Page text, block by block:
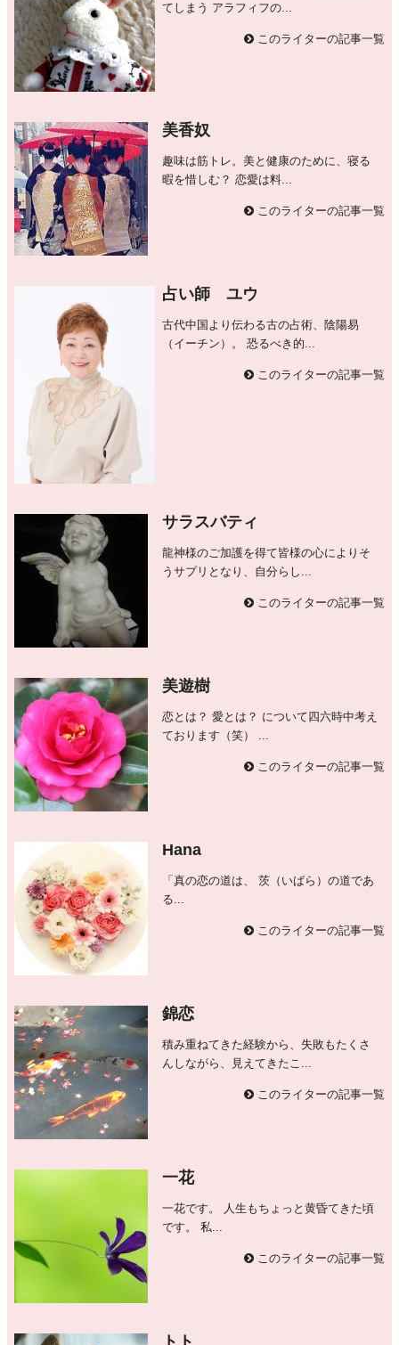
てしまう アラフィフの...
このライターの記事一覧
美香奴
趣味は筋トレ。美と健康のために、寝る
暇を惜しむ？ 恋愛は料...
このライターの記事一覧
占い師 ユウ
古代中国より伝わる古の占術、陰陽易
（イーチン）。 恐るべき的...
このライターの記事一覧
サラスバティ
龍神様のご加護を得て皆様の心によりそ
うサプリとなり、自分らし...
このライターの記事一覧
美遊樹
恋とは？ 愛とは？ について四六時中考え
ております（笑） ...
このライターの記事一覧
Hana
「真の恋の道は、 茨（いばら）の道であ
る...
このライターの記事一覧
錦恋
積み重ねてきた経験から、失敗もたくさ
んしながら、見えてきたこ...
このライターの記事一覧
一花
一花です。 人生もちょっと黄昏てきた頃
です。 私...
このライターの記事一覧